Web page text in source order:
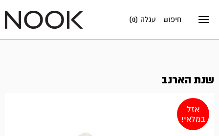
Toggle
עגלה (0) חיפוש
שנת הארנב
אזל
במלאי!